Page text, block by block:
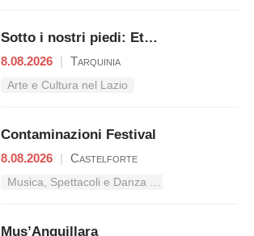
Sotto i nostri piedi: Etruschi e Romani raccontano il territori
8.08.2026 | Tarquinia
Arte e Cultura nel Lazio
Contaminazioni Festival
8.08.2026 | Castelforte
Musica, Spettacoli e Danza nel Lazio
Mus’Anguillara